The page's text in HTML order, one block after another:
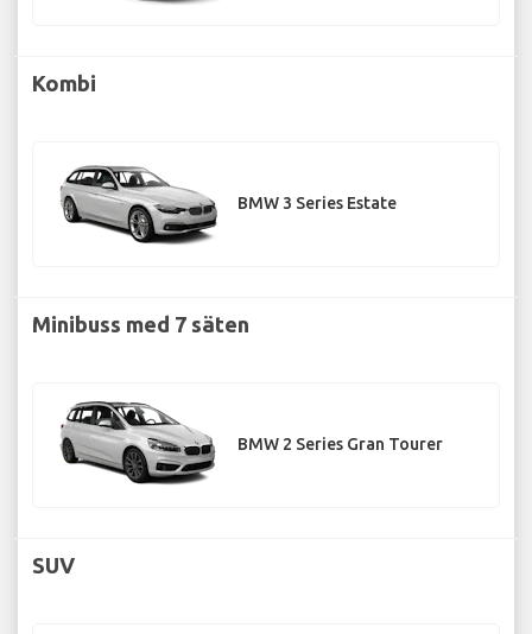
Kombi
BMW 3 Series Estate
Minibuss med 7 säten
BMW 2 Series Gran Tourer
SUV